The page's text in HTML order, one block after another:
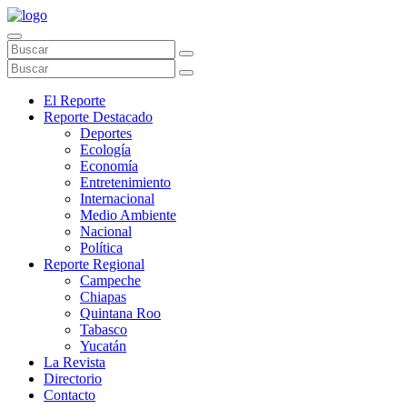
El Reporte
Reporte Destacado
Deportes
Ecología
Economía
Entretenimiento
Internacional
Medio Ambiente
Nacional
Política
Reporte Regional
Campeche
Chiapas
Quintana Roo
Tabasco
Yucatán
La Revista
Directorio
Contacto